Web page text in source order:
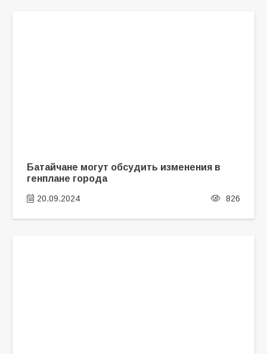
Батайчане могут обсудить изменения в
генплане города
20.09.2024 826